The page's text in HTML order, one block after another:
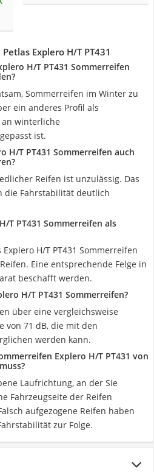
Explero H/T PT431
H/T PT431 Sommerreifen
Sommerreifen im Winter zu
ein anderes Profil als
winterliche
ist.
H/T PT431 Sommerreifen auch
Reifen ist unzulässig. Das
die Fahrstabilität deutlich
T PT431 Sommerreifen als
H/T PT431 Sommerreifen
Eine entsprechende Felge in
beschafft werden.
H/T PT431 Sommerreifen?
über eine vergleichsweise
von 71 dB, die mit den
werden kann.
Explero H/T PT431 von
Laufrichtung, an der Sie
Fahrzeugseite der Reifen
aufgezogene Reifen haben
zur Folge.